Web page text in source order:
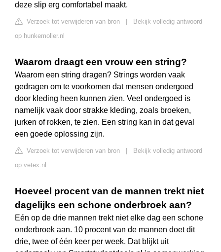
deze slip erg comfortabel maakt.
Verzoek tot verwijderen van bron
Bekijk volledig antwoord
op hunkemoller.nl
Waarom draagt een vrouw een string?
Waarom een string dragen? Strings worden vaak
gedragen om te voorkomen dat mensen ondergoed
door kleding heen kunnen zien. Veel ondergoed is
namelijk vaak door strakke kleding, zoals broeken,
jurken of rokken, te zien. Een string kan in dat geval
een goede oplossing zijn.
Verzoek tot verwijderen van bron
Bekijk volledig antwoord
op vetex.nl
Hoeveel procent van de mannen trekt niet
dagelijks een schone onderbroek aan?
Eén op de drie mannen trekt niet elke dag een schone
onderbroek aan. 10 procent van de mannen doet dit
drie, twee of één keer per week. Dat blijkt uit